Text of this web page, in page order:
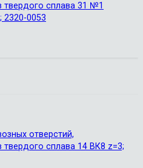
твердого сплава 31 №1
0053
отверстий,
сплава 14 ВК8 z=3;